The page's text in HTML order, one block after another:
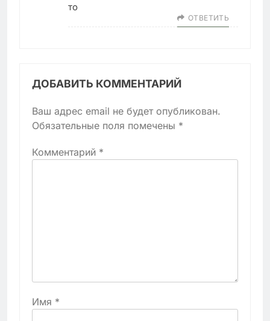
то
ОТВЕТИТЬ
ДОБАВИТЬ КОММЕНТАРИЙ
Ваш адрес email не будет опубликован.
Обязательные поля помечены *
Комментарий *
Имя *